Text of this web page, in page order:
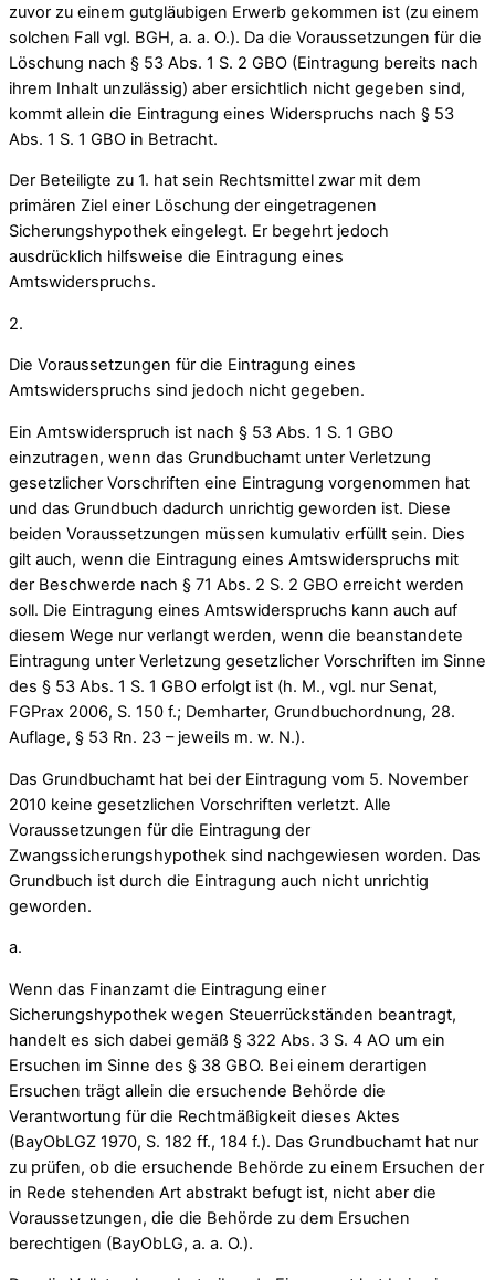
zuvor zu einem gutgläubigen Erwerb gekommen ist (zu einem
solchen Fall vgl. BGH, a. a. O.). Da die Voraussetzungen für die
Löschung nach § 53 Abs. 1 S. 2 GBO (Eintragung bereits nach
ihrem Inhalt unzulässig) aber ersichtlich nicht gegeben sind,
kommt allein die Eintragung eines Widerspruchs nach § 53
Abs. 1 S. 1 GBO in Betracht.
Der Beteiligte zu 1. hat sein Rechtsmittel zwar mit dem
primären Ziel einer Löschung der eingetragenen
Sicherungshypothek eingelegt. Er begehrt jedoch
ausdrücklich hilfsweise die Eintragung eines
Amtswiderspruchs.
2.
Die Voraussetzungen für die Eintragung eines
Amtswiderspruchs sind jedoch nicht gegeben.
Ein Amtswiderspruch ist nach § 53 Abs. 1 S. 1 GBO
einzutragen, wenn das Grundbuchamt unter Verletzung
gesetzlicher Vorschriften eine Eintragung vorgenommen hat
und das Grundbuch dadurch unrichtig geworden ist. Diese
beiden Voraussetzungen müssen kumulativ erfüllt sein. Dies
gilt auch, wenn die Eintragung eines Amtswiderspruchs mit
der Beschwerde nach § 71 Abs. 2 S. 2 GBO erreicht werden
soll. Die Eintragung eines Amtswiderspruchs kann auch auf
diesem Wege nur verlangt werden, wenn die beanstandete
Eintragung unter Verletzung gesetzlicher Vorschriften im Sinne
des § 53 Abs. 1 S. 1 GBO erfolgt ist (h. M., vgl. nur Senat,
FGPrax 2006, S. 150 f.; Demharter, Grundbuchordnung, 28.
Auflage, § 53 Rn. 23 – jeweils m. w. N.).
Das Grundbuchamt hat bei der Eintragung vom 5. November
2010 keine gesetzlichen Vorschriften verletzt. Alle
Voraussetzungen für die Eintragung der
Zwangssicherungshypothek sind nachgewiesen worden. Das
Grundbuch ist durch die Eintragung auch nicht unrichtig
geworden.
a.
Wenn das Finanzamt die Eintragung einer
Sicherungshypothek wegen Steuerrückständen beantragt,
handelt es sich dabei gemäß § 322 Abs. 3 S. 4 AO um ein
Ersuchen im Sinne des § 38 GBO. Bei einem derartigen
Ersuchen trägt allein die ersuchende Behörde die
Verantwortung für die Rechtmäßigkeit dieses Aktes
(BayObLGZ 1970, S. 182 ff., 184 f.). Das Grundbuchamt hat nur
zu prüfen, ob die ersuchende Behörde zu einem Ersuchen der
in Rede stehenden Art abstrakt befugt ist, nicht aber die
Voraussetzungen, die die Behörde zu dem Ersuchen
berechtigen (BayObLG, a. a. O.).